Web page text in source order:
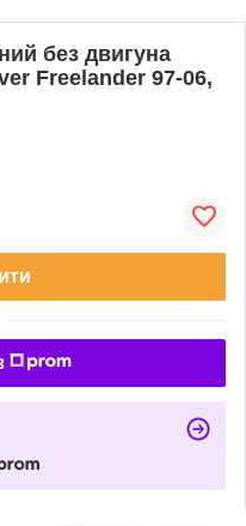
без двигуна
Freelander 97-06,